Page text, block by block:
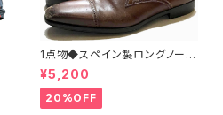
1点物◆スペイン製ロングノーズ
茶革靴レザーシューズ古着メン
ズ31レディースOKアメカジ90s
ストリート中古ブランド13ビッグ
サイズ373489
¥5,200
20%OFF